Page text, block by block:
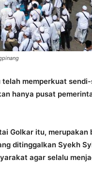
memperkuat
hanya pusat
Golkar itu,
ditinggalkan Syekh
agar selalu